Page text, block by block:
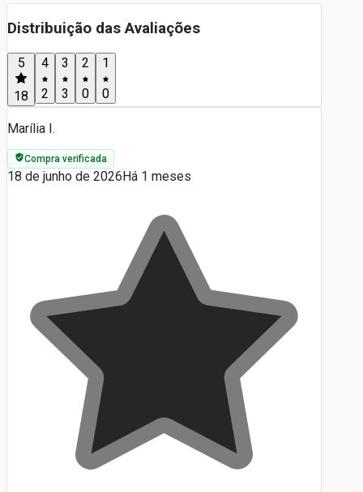
Distribuição das Avaliações
5
18
4
2
3
3
2
0
1
0
Marília I.
Compra verificada
18 de junho de 2026Há 1 meses